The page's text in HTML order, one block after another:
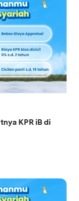
KPR iB di